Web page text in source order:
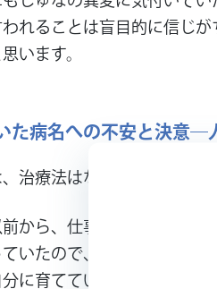
われることは盲目的に信じ
います。
た病名への不安と決意―
、治療法はなく１歳までに
から、仕事がら障がいを
いたので、自分の子ども
に育てていけるのか、不安